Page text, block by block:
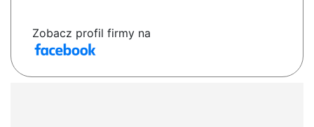
Zobacz profil firmy na